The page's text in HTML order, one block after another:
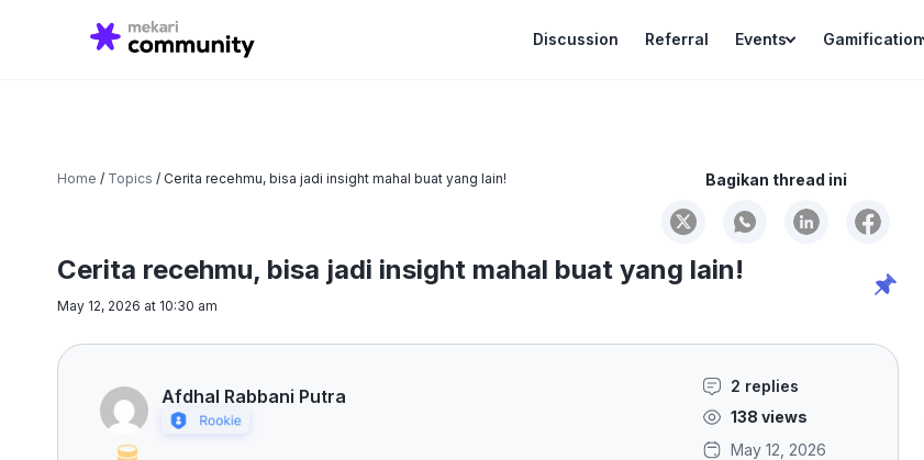
Discussion Referral Events Gamification
for:
Home / Topics / Cerita recehmu, bisa jadi insight mahal buat yang lain! Bagikan thread ini
Cerita recehmu, bisa jadi insight mahal buat yang lain!
May 12, 2026 at 10:30 am
Afdhal Rabbani Putra
2 replies
138 views
May 12, 2026